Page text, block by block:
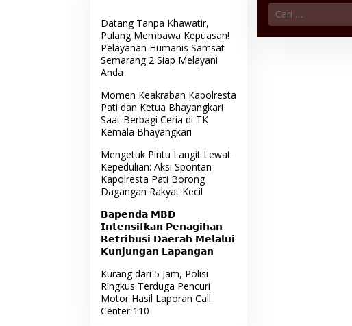
Datang Tanpa Khawatir,
Pulang Membawa Kepuasan!
Pelayanan Humanis Samsat
Semarang 2 Siap Melayani
Anda
Momen Keakraban Kapolresta
Pati dan Ketua Bhayangkari
Saat Berbagi Ceria di TK
Kemala Bhayangkari
Mengetuk Pintu Langit Lewat
Kepedulian: Aksi Spontan
Kapolresta Pati Borong
Dagangan Rakyat Kecil
𝗕𝗮𝗽𝗲𝗻𝗱𝗮 𝗠𝗕𝗗
𝗜𝗻𝘁𝗲𝗻𝘀𝗶𝗳𝗸𝗮𝗻 𝗣𝗲𝗻𝗮𝗴𝗶𝗵𝗮𝗻
𝗥𝗲𝘁𝗿𝗶𝗯𝘂𝘀𝗶 𝗗𝗮𝗲𝗿𝗮𝗵 𝗠𝗲𝗹𝗮𝗹𝘂𝗶
𝗞𝘂𝗻𝗷𝘂𝗻𝗴𝗮𝗻 𝗟𝗮𝗽𝗮𝗻𝗴𝗮𝗻
Kurang dari 5 Jam, Polisi
Ringkus Terduga Pencuri
Motor Hasil Laporan Call
Center 110
Cari
untuk: